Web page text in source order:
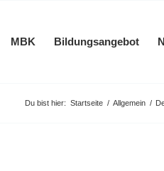
MBK Bildungsangebot
Du bist hier: Startseite / Allgemein /